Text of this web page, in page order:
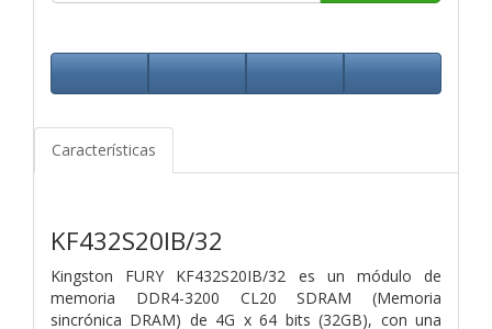
Características
KF432S20IB/32
Kingston FURY KF432S20IB/32 es un módulo de
memoria DDR4-3200 CL20 SDRAM (Memoria
sincrónica DRAM) de 4G x 64 bits (32GB), con una